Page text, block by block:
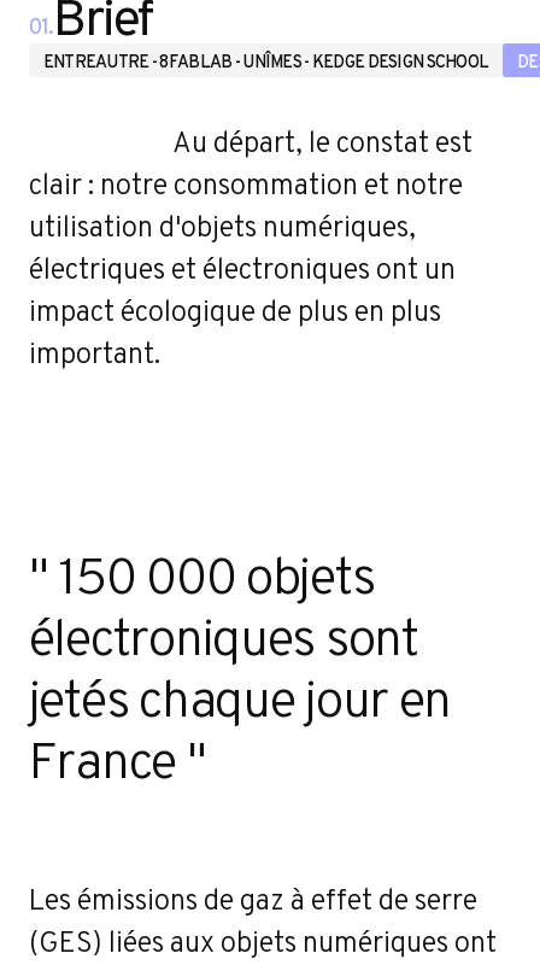
01.Brief
ENTREAUTRE - 8FABLAB - UNÎMES - KEDGE DESIGN SCHOOL
Au départ, le constat est
clair : notre consommation et notre
utilisation d'objets numériques,
électriques et électroniques ont un
impact écologique de plus en plus
important.
" 150 000 objets
électroniques sont
jetés chaque jour en
France "
Les émissions de gaz à effet de serre
(GES) liées aux objets numériques ont